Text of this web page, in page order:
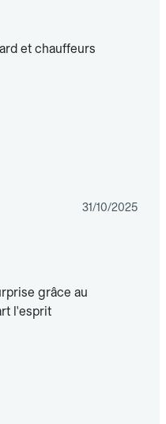
et chauffeurs
31/10/2025
grâce au
l'esprit